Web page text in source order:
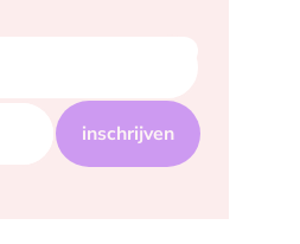
inschrijven